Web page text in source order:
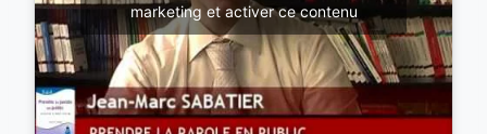
marketing et activer ce contenu